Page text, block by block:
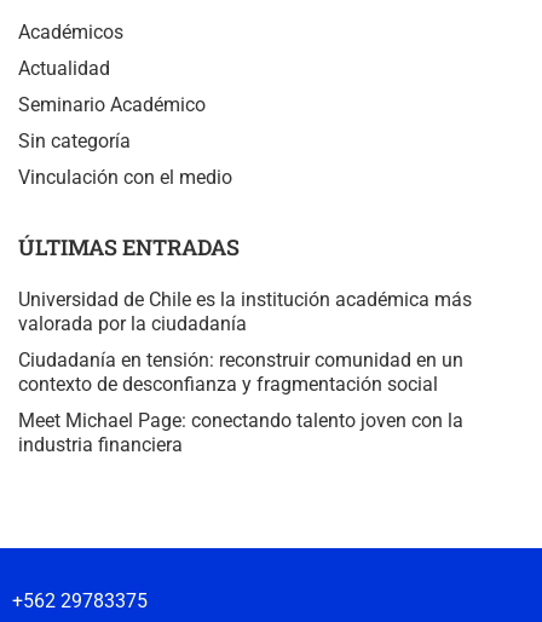
Académicos
Actualidad
Seminario Académico
Sin categoría
Vinculación con el medio
ÚLTIMAS ENTRADAS
Universidad de Chile es la institución académica más
valorada por la ciudadanía
Ciudadanía en tensión: reconstruir comunidad en un
contexto de desconfianza y fragmentación social
Meet Michael Page: conectando talento joven con la
industria financiera
+562 29783375